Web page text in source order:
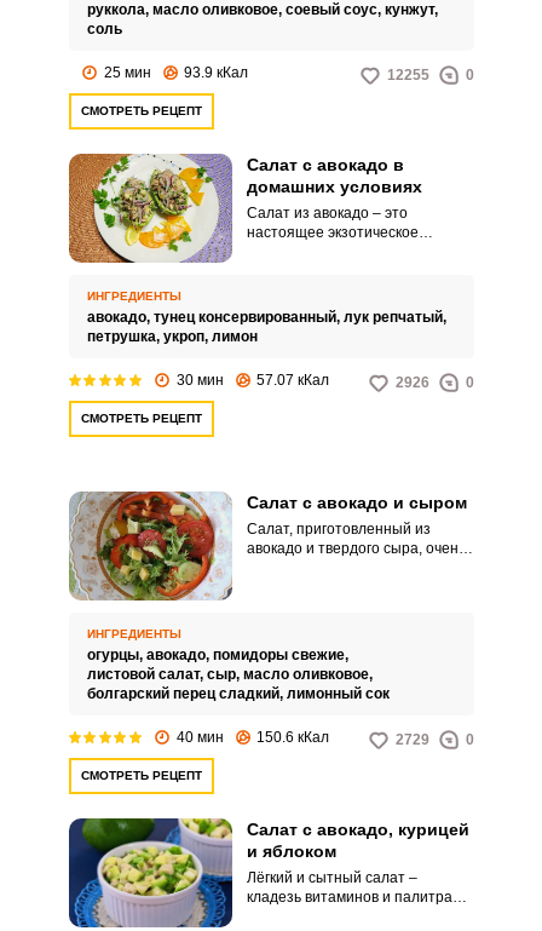
руккола, масло оливковое, соевый соус, кунжут,
соль
25 мин 93.9 кКал 12255 0
СМОТРЕТЬ РЕЦЕПТ
Салат с авокадо в
домашних условиях
Салат из авокадо – это
настоящее экзотическое
мясом.
ИНГРЕДИЕНТЫ
авокадо, тунец консервированный, лук репчатый,
петрушка, укроп, лимон
30 мин 57.07 кКал 2926 0
СМОТРЕТЬ РЕЦЕПТ
Салат с авокадо и сыром
Салат, приготовленный из
авокадо и твердого сыра, очень
натуральных антиоксидантов.
ИНГРЕДИЕНТЫ
огурцы, авокадо, помидоры свежие,
листовой салат, сыр, масло оливковое,
болгарский перец сладкий, лимонный сок
40 мин 150.6 кКал 2729 0
СМОТРЕТЬ РЕЦЕПТ
Салат с авокадо, курицей
и яблоком
Лёгкий и сытный салат –
кладезь витаминов и палитра